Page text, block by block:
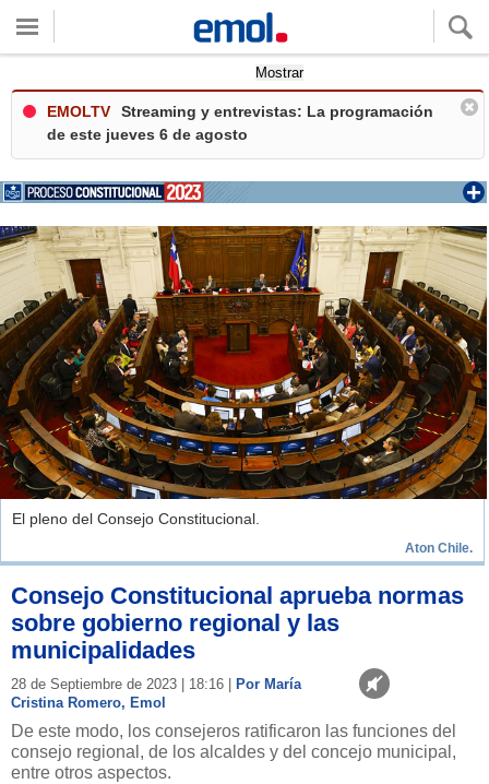
Mostrar
EMOLTV
Streaming y entrevistas: La programación
de este jueves 6 de agosto
+
El pleno del Consejo Constitucional.
Aton Chile.
Consejo Constitucional aprueba normas
sobre gobierno regional y las
municipalidades
28 de Septiembre de 2023 | 18:16 |
Por María
Cristina Romero, Emol
De este modo, los consejeros ratificaron las funciones del
consejo regional, de los alcaldes y del concejo municipal,
entre otros aspectos.